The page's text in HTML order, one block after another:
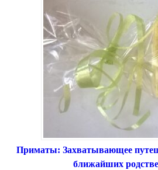
Приматы: Захватывающее
ближайших